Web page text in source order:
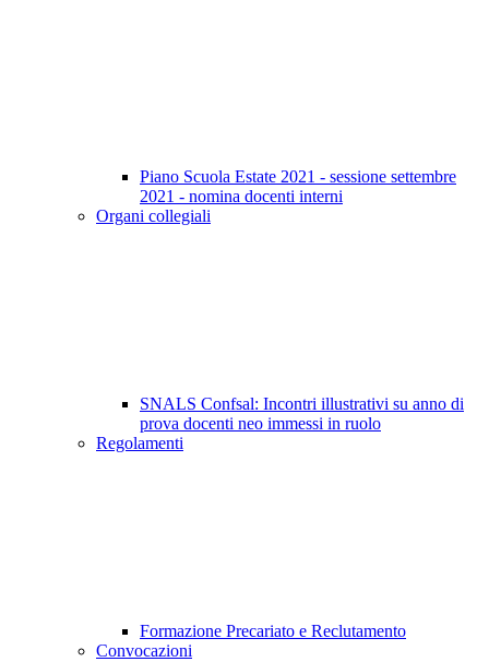
Piano Scuola Estate 2021 - sessione settembre
2021 - nomina docenti interni
Organi collegiali
SNALS Confsal: Incontri illustrativi su anno di
prova docenti neo immessi in ruolo
Regolamenti
Formazione Precariato e Reclutamento
Convocazioni